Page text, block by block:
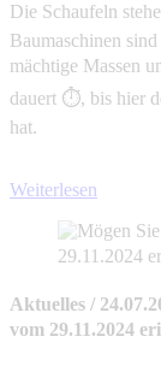
Die Schaufeln
Baumaschinen
mächtige Massen
dauert ⏱️, bis hier
hat.
Weiterlesen
Aktuelles /
vom 29.11.2024